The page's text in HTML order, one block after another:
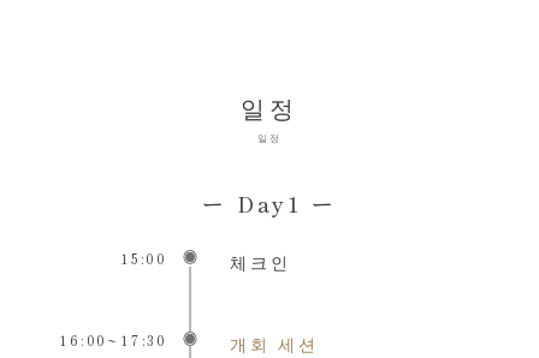
일정
일정
ー Day1 ー
15:00 체크인
16:00~17:30
개회 세션